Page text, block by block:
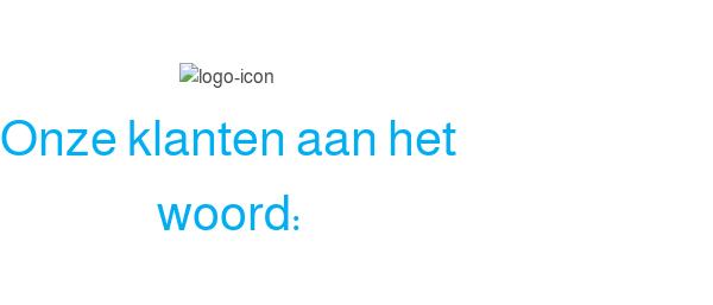
Onze klanten aan het
woord: